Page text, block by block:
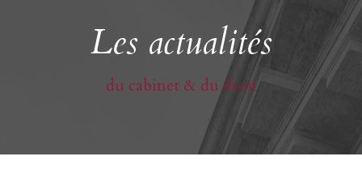
Les actualités
du cabinet & du droit